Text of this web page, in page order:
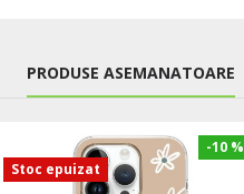
PRODUSE ASEMANATOARE
-10 %
Stoc epuizat